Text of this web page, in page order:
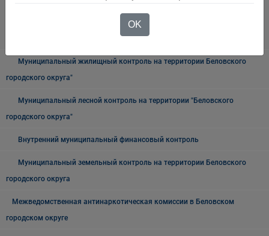
городском, наземном электрическом транспорте и в дорожном
хозяйстве в границах Беловского городского округа
Муниципальный жилищный контроль на территории Беловского
городского округа"
Муниципальный лесной контроль на территории "Беловского
городского округа"
Внутренний муниципальный финансовый контроль
Муниципальный земельный контроль на территории Беловского
городского округа
Межведомственная антинаркотическая комиссии в Беловском
городском округе
OK